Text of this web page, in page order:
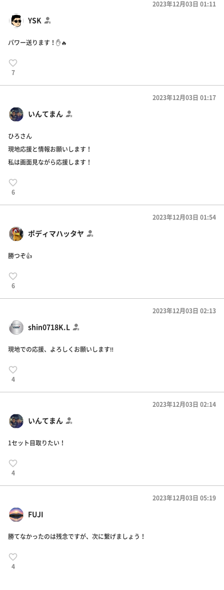
YSK
2023年12月03日 01:11
パワー送ります！✋🔥
7
いんてまん
2023年12月03日 01:17
ひろさん
現地応援と情報お願いします！
私は画面見ながら応援します！
6
ポディマハッタヤ
2023年12月03日 01:54
勝つぞ👍
6
shin0718K.L
2023年12月03日 02:13
現地での応援、よろしくお願いします‼️
4
いんてまん
2023年12月03日 02:14
1セット目取りたい！
4
FUJI
2023年12月03日 05:19
勝てなかったのは残念ですが、次に繋げましょう！
4